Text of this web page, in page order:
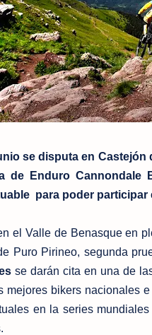
se disputa en
de Enduro Cannondale
para poder participar
el Valle de Benasque en
Puro Pirineo, segunda
se darán cita en una de
mejores bikers nacionales
en la series